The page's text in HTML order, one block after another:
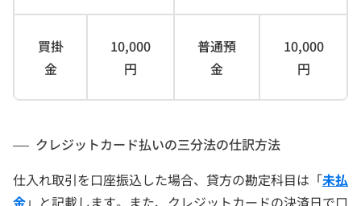
買掛
金
10,000
円
普通預
金
10,000
円
クレジットカード払いの三分法の仕訳方法
仕入れ取引を口座振込した場合、貸方の勘定科目は「未払
金」と記載します。また、クレジットカードの決済日で口